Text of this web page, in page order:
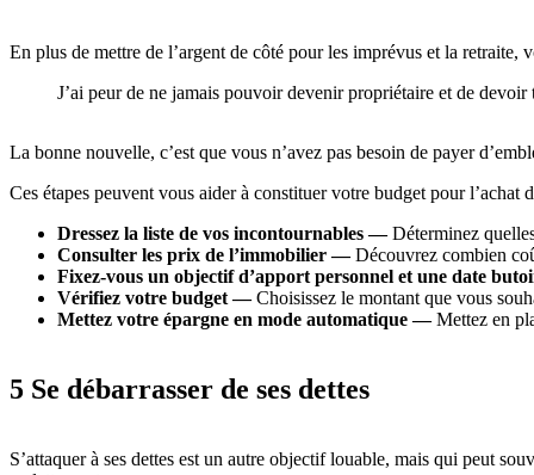
En plus de mettre de l’argent de côté pour les imprévus et la retraite,
J’ai peur de ne jamais pouvoir devenir propriétaire et de
La bonne nouvelle, c’est que vous n’avez pas besoin de payer
Ces étapes peuvent vous aider à constituer votre budget pour l’achat
Dressez la liste de vos incontournables —Déterminez
Consulter les prix de l’immobilier —Découvrez combien
Fixez-vous un objectif d’apport personnel et une date
Vérifiez votre budget —Choisissez le montant que vous
Mettez votre épargne en mode automatique —Mettez en
5 Se débarrasser de ses dettes
S’attaquer à ses dettes est un autre objectif louable, mais qui peut